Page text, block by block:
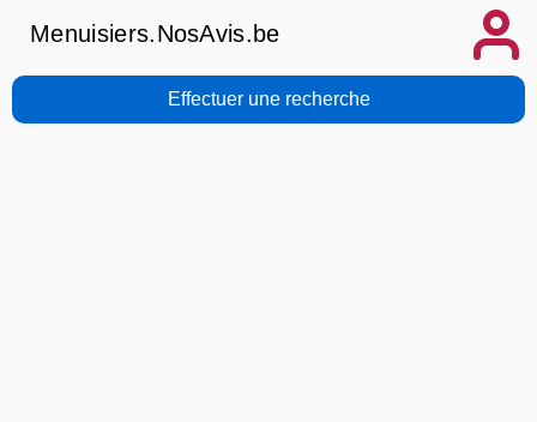
Menuisiers.NosAvis.be
Effectuer une recherche